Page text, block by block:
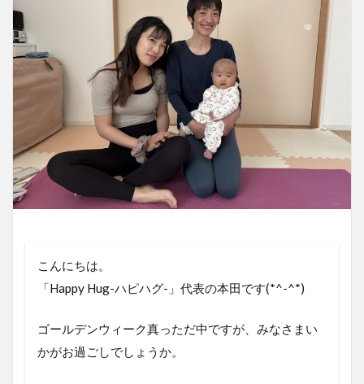
こんにちは。
「Happy Hug-ハピハグ-」代表の本田です(*^-^*)
ゴールデンウィーク真っただ中ですが、みなさまい
かがお過ごしでしょうか。